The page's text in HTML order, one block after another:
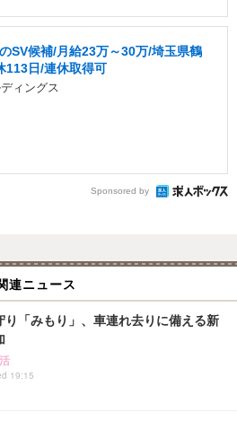
SV候補/月給23万～30万/埼玉県鶴
113日/連休取得可
ィングス
Sponsored by
連ニュース
り「みもり」、車連れ去りに備える新
19:15